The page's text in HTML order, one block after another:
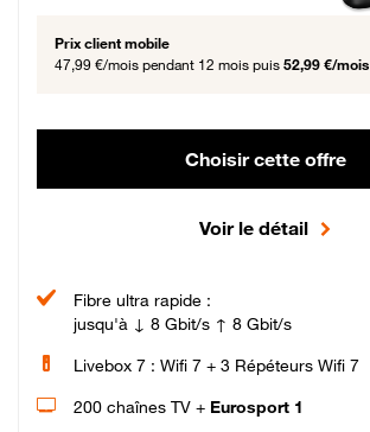
Prix client mobile
47,99 €/mois pendant 12 mois puis 52,99 €/mois
Choisir cette offre
Voir le détail
Fibre ultra rapide :
jusqu'à ↓ 8 Gbit/s ↑ 8 Gbit/s
Livebox 7 : Wifi 7 + 3 Répéteurs Wifi 7
200 chaînes TV + Eurosport 1